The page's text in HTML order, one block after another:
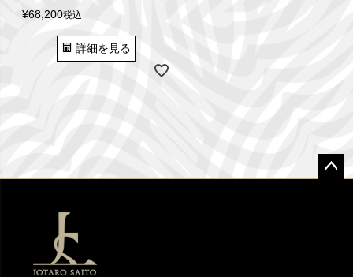
¥68,200税込
詳細を見る